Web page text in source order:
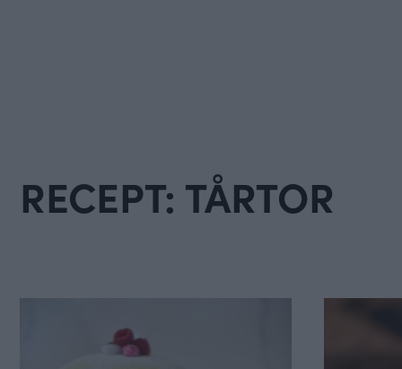
RECEPT: TÅRTOR